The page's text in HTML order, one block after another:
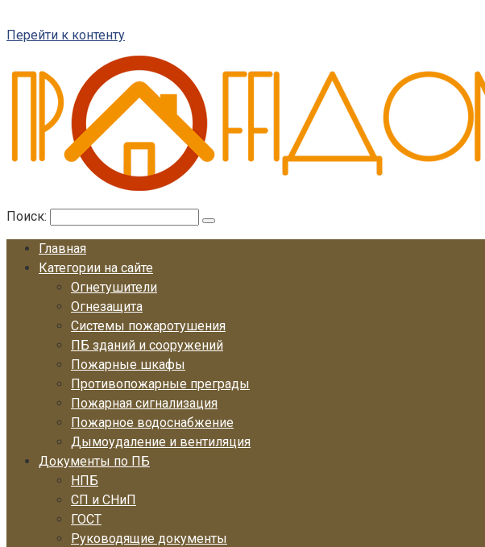
Перейти к контенту
Поиск:
Главная
Категории на сайте
Огнетушители
Огнезащита
Системы пожаротушения
ПБ зданий и сооружений
Пожарные шкафы
Противопожарные преграды
Пожарная сигнализация
Пожарное водоснабжение
Дымоудаление и вентиляция
Документы по ПБ
НПБ
СП и СНиП
ГОСТ
Руководящие документы